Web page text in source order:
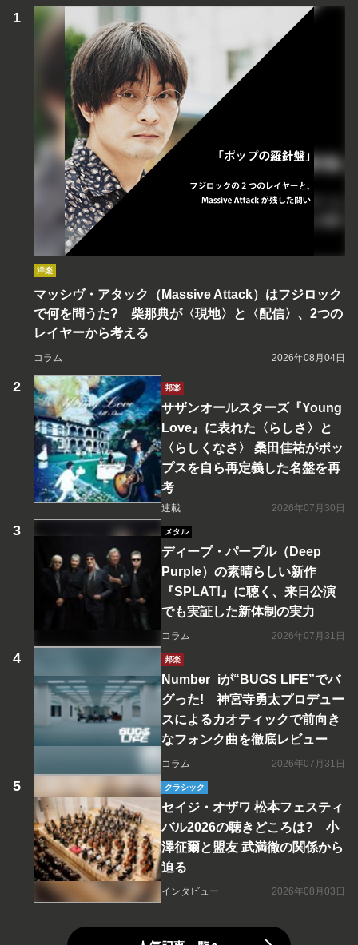
洋楽
マッシヴ・アタック（Massive Attack）はフジロック
で何を問うた? 柴那典が〈現地〉と〈配信〉、2つの
レイヤーから考える
コラム 2026年08月04日
邦楽
サザンオールスターズ『Young
Love』に表れた〈らしさ〉と
〈らしくなさ〉 桑田佳祐がポッ
プスを自ら再定義した名盤を再
考
連載 2026年07月30日
メタル
ディープ・パープル（Deep
Purple）の素晴らしい新作
『SPLAT!』に聴く、来日公演
でも実証した新体制の実力
コラム 2026年07月31日
邦楽
Number_iが“BUGS LIFE”でバ
グった! 神宮寺勇太プロデュー
スによるカオティックで前向き
なフォンク曲を徹底レビュー
コラム 2026年07月31日
クラシック
セイジ・オザワ 松本フェスティ
バル2026の聴きどころは? 小
澤征爾と盟友 武満徹の関係から
迫る
インタビュー 2026年08月03日